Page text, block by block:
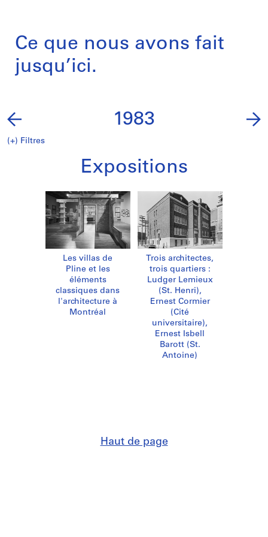
Ce que nous avons fait
jusqu’ici.
1983
(+) Filtres
Expositions
Les villas de
Pline et les
éléments
classiques dans
l'architecture à
Montréal
Trois architectes,
trois quartiers :
Ludger Lemieux
(St. Henri),
Ernest Cormier
(Cité
universitaire),
Ernest Isbell
Barott (St.
Antoine)
Haut de page